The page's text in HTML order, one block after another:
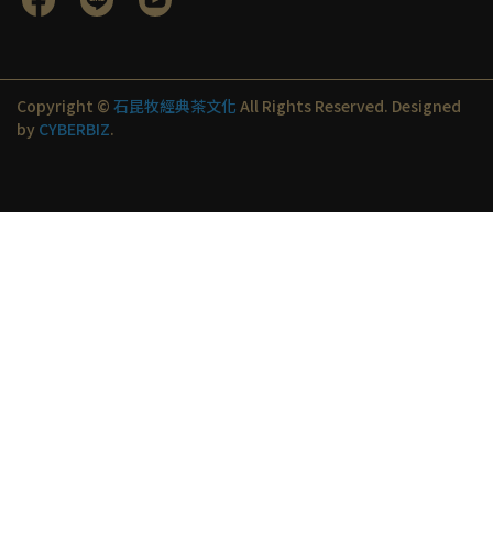
Copyright © 石昆牧經典茶文化 All Rights Reserved. Designed
by CYBERBIZ.